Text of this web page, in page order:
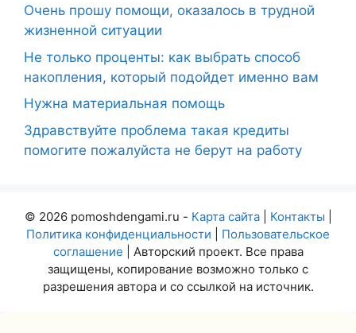
Очень прошу помощи, оказалось в трудной
жизненной ситуации
Не только проценты: как выбрать способ
накопления, который подойдет именно вам
Нужна материальная помощь
Здравствуйте проблема такая кредиты
помогите пожалуйста не берут на работу
© 2026 pomoshdengami.ru - Карта сайта| Контакты
Политика конфиденциальности
Пользовательское
соглашение | Авторский проект. Все права
защищены, копирование возможно только с
разрешения автора и со ссылкой на источник.